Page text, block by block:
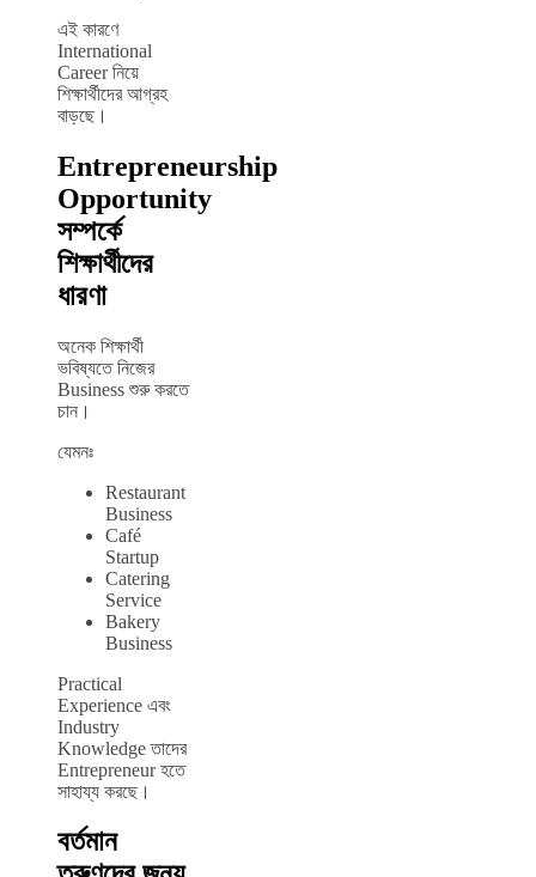
এই কারণে
International
Career নিয়ে
শিক্ষার্থীদের আগ্রহ
বাড়ছে।
Entrepreneurship
Opportunity
সম্পর্কে
শিক্ষার্থীদের
ধারণা
অনেক শিক্ষার্থী
ভবিষ্যতে নিজের
Business শুরু করতে
চান।
যেমনঃ
Restaurant
Business
Café
Startup
Catering
Service
Bakery
Business
Practical
Experience এবং
Industry
Knowledge তাদের
Entrepreneur হতে
সাহায্য করছে।
বর্তমান